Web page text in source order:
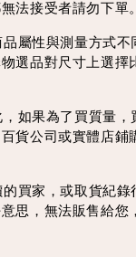
法接受者請勿下單。
屬性與測量方式不
選品對尺寸上選擇
如果為了買質量，
貨公司或實體店鋪
買家，或取貨紀錄
思，無法販售給您